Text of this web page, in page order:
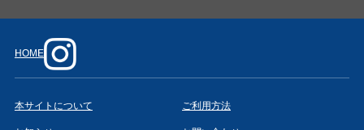
HOME
本サイトについて ご利用方法